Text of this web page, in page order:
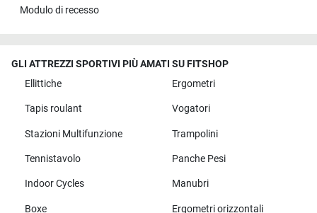
Modulo di recesso
GLI ATTREZZI SPORTIVI PIÙ AMATI SU FITSHOP
Ellittiche
Ergometri
Tapis roulant Vogatori
Stazioni Multifunzione Trampolini
Tennistavolo Panche Pesi
Indoor Cycles Manubri
Boxe Ergometri orizzontali